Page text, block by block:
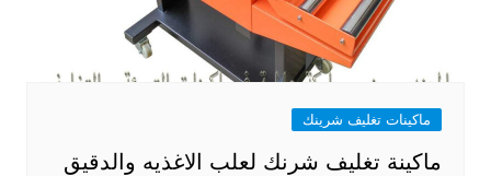
ماكينات تغليف شرينك
ماكينة تغليف شرنك لعلب الاغذيه والدقيق